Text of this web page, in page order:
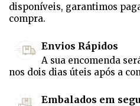
disponíveis, garantimos
compra.
Envios Rápidos
A sua encomenda
nos dois dias úteis após a
Embalados em